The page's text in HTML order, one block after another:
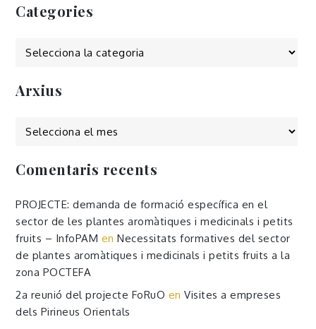
Categories
Arxius
Comentaris recents
PROJECTE: demanda de formació específica en el
sector de les plantes aromàtiques i medicinals i petits
fruits – InfoPAM enNecessitats formatives del sector
de plantes aromàtiques i medicinals i petits fruits a la
zona POCTEFA
2a reunió del projecte FoRuO enVisites a empreses
dels Pirineus Orientals